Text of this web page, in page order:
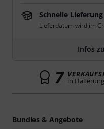
Schnelle Lieferung
Lieferdatum wird im
Infos
7 in
Bundles & Angebote